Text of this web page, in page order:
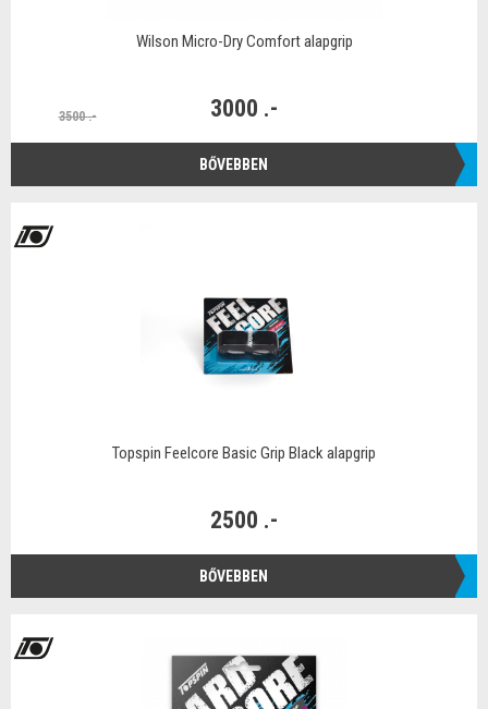
Wilson Micro-Dry Comfort alapgrip
3500 .- 3000 .-
BŐVEBBEN
Topspin Feelcore Basic Grip Black alapgrip
2500 .-
BŐVEBBEN